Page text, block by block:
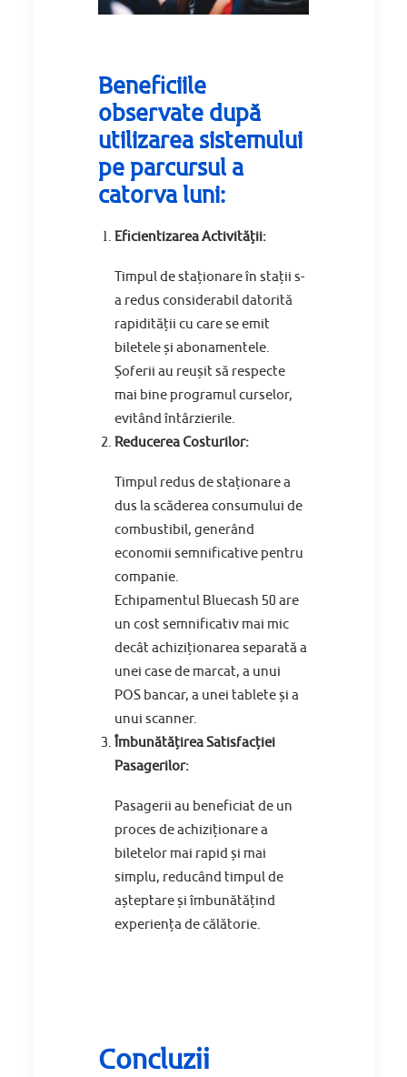
Beneficiile
observate după
utilizarea sistemului
pe parcursul a
catorva luni:
Eficientizarea Activității:
Timpul de staționare în stații s-
a redus considerabil datorită
rapidității cu care se emit
biletele și abonamentele.
Șoferii au reușit să respecte
mai bine programul curselor,
evitând întârzierile.
Reducerea Costurilor:
Timpul redus de staționare a
dus la scăderea consumului de
combustibil, generând
economii semnificative pentru
companie.
Echipamentul Bluecash 50 are
un cost semnificativ mai mic
decât achiziționarea separată a
unei case de marcat, a unui
POS bancar, a unei tablete și a
unui scanner.
Îmbunătățirea Satisfacției
Pasagerilor:
Pasagerii au beneficiat de un
proces de achiziționare a
biletelor mai rapid și mai
simplu, reducând timpul de
așteptare și îmbunătățind
experiența de călătorie.
Concluzii